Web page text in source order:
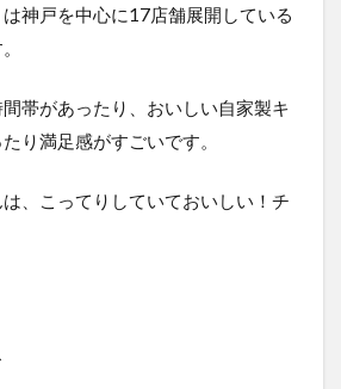
神戸を中心に17店舗展開している
帯があったり、おいしい自家製キ
り満足感がすごいです。
、こってりしていておいしい！チ